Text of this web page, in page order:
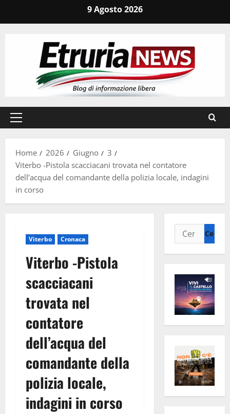
9 Agosto 2026
Menu
Home
2026 Giugno
3
Viterbo -Pistola scacciacani trovata nel contatore
dell’acqua del comandante della polizia locale, indagini
in corso
Viterbo Cronaca
Viterbo -Pistola
scacciacani
trovata nel
contatore
dell’acqua del
comandante della
polizia locale,
indagini in corso
Ricerca
per: